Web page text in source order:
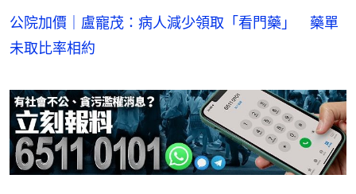
公院加價｜盧寵茂：病人減少領取「看門藥」 藥單
未取比率相約